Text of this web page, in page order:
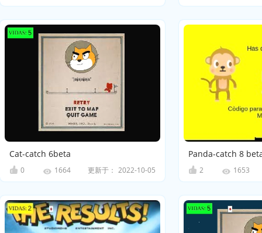
Cat-catch 6beta
0 1664 更新于： 2022-10-05
Panda-catch 8
2 1653